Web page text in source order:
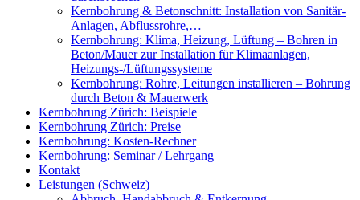
Kernbohrung & Betonschnitt: Installation von Sanitär-
Anlagen, Abflussrohre,…
Kernbohrung: Klima, Heizung, Lüftung – Bohren in
Beton/Mauer zur Installation für Klimaanlagen,
Heizungs-/Lüftungssysteme
Kernbohrung: Rohre, Leitungen installieren – Bohrung
durch Beton & Mauerwerk
Kernbohrung Zürich: Beispiele
Kernbohrung Zürich: Preise
Kernbohrung: Kosten-Rechner
Kernbohrung: Seminar / Lehrgang
Kontakt
Leistungen (Schweiz)